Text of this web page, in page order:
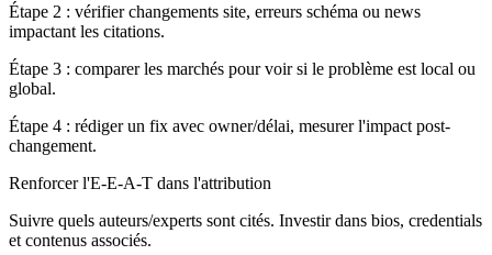
Étape 2 : vérifier changements site, erreurs schéma ou news
impactant les citations.
Étape 3 : comparer les marchés pour voir si le problème est local ou
global.
Étape 4 : rédiger un fix avec owner/délai, mesurer l'impact post-
changement.
Renforcer l'E-E-A-T dans l'attribution
Suivre quels auteurs/experts sont cités. Investir dans bios, credentials
et contenus associés.